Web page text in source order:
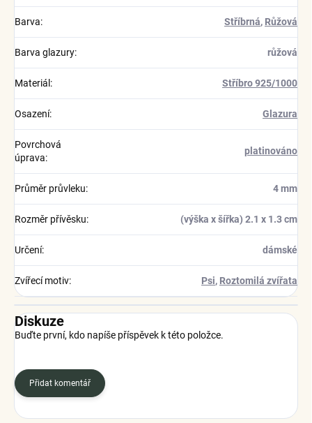
Barva: Stříbrná, Růžová
Barva glazury: růžová
Materiál : Stříbro 925/1000
Osazení: Glazura
Povrchová
úprava:
platinováno
Průměr průvleku: 4 mm
Rozměr přívěsku: (výška x šířka) 2.1 x 1.3 cm
Určení: dámské
Zvířecí motiv: Psi, Roztomilá zvířata
Diskuze
Buďte první, kdo napíše příspěvek k této položce.
Přidat komentář